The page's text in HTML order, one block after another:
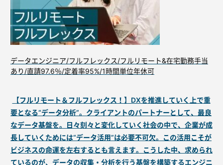
データエンジニア/フルフレックス/フルリモート&在宅勤務手当
あり/直請97.6％/定着率95%/1時間単位年休可
【フルリモート＆フルフレックス！】DXを推進していく上で重
要となる“データ分析”。クライアントのパートナーとして、最良
なデータ基盤を。日々刻々と変化していく社会の中で、企業が成
長していくためには“データ活用”は必要不可欠。この活用こそが
ビジネスの命運を左右するとも言えます。こうした中、求められ
ているのが、データの収集・分析を行う基盤を構築するエンジニ